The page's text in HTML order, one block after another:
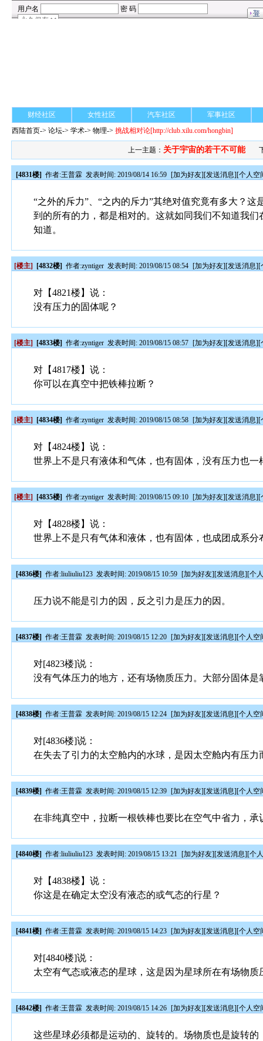
财经社区 女性社区 汽车社区
军事社区
西陆首页->论坛->学术-> 物理->挑战相对论[http://club.xilu.com/hongbin]
上一主题： 关于宇宙的若干不可能
[4831楼] 作者:王普霖 发表时间: 2019/08/14 16:59 [加为好友][发送消息][个人空
“之外的斥力”、“之内的斥力”其绝对值究竟有多大？
到的所有的力，都是相对的。这就如同我们不知道我
知道。
[楼主] [4832楼] 作者:zyntiger 发表时间: 2019/08/15 08:54 [加为好友][发送消息][
对【4821楼】说：
没有压力的固体呢？
[楼主] [4833楼] 作者:zyntiger 发表时间: 2019/08/15 08:57 [加为好友][发送消息][
对【4817楼】说：
你可以在真空中把铁棒拉断？
[楼主] [4834楼] 作者:zyntiger 发表时间: 2019/08/15 08:58 [加为好友][发送消息][
对【4824楼】说：
世界上不是只有液体和气体，也有固体，没有压力也一
[楼主] [4835楼] 作者:zyntiger 发表时间: 2019/08/15 09:10 [加为好友][发送消息][
对【4828楼】说：
世界上不是只有气体和液体，也有固体，也成团成系
[4836楼] 作者:liuliuliu123 发表时间: 2019/08/15 10:59 [加为好友][发送消息][个
压力说不能是引力的因，反之引力是压力的因。
[4837楼] 作者:王普霖 发表时间: 2019/08/15 12:20 [加为好友][发送消息][个人空
对[4823楼]说：
没有气体压力的地方，还有场物质压力。大部分固体
[4838楼] 作者:王普霖 发表时间: 2019/08/15 12:24 [加为好友][发送消息][个人空
对[4836楼]说：
在失去了引力的太空舱内的水球，是因太空舱内有压
[4839楼] 作者:王普霖 发表时间: 2019/08/15 12:39 [加为好友][发送消息][个人空
在非纯真空中，拉断一根铁棒也要比在空气中省力，
[4840楼] 作者:liuliuliu123 发表时间: 2019/08/15 13:21 [加为好友][发送消息][个
对【4838楼】说：
你这是在确定太空没有液态的或气态的行星？
[4841楼] 作者:王普霖 发表时间: 2019/08/15 14:23 [加为好友][发送消息][个人空
对[4840楼]说：
太空有气态或液态的星球，这是因为星球所在有场物质
[4842楼] 作者:王普霖 发表时间: 2019/08/15 14:26 [加为好友][发送消息][个人空
这些星球必须都是运动的、旋转的。场物质也是旋转